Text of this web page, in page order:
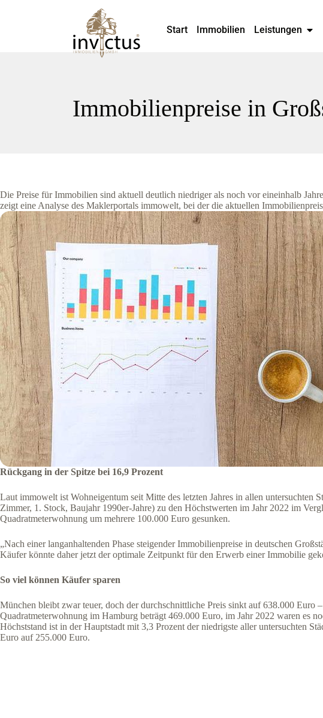
Start Immobilien Leistungen
Immobilienpreise in
Die Preise für Immobilien sind aktuell deutlich niedriger als noch vor eineinhalb
zeigt eine Analyse des Maklerportals immowelt, bei der die aktuellen
Rückgang in der Spitze bei 16,9 Prozent
Laut immowelt ist Wohneigentum seit Mitte des letzten Jahres in allen
Zimmer, 1. Stock, Baujahr 1990er-Jahre) zu den Höchstwerten im Jahr 2022 im
Quadratmeterwohnung um mehrere 100.000 Euro gesunken.
„Nach einer langanhaltenden Phase steigender Immobilienpreise in deutschen
Käufer könnte daher jetzt der optimale Zeitpunkt für den Erwerb einer Immobilie
So viel können Käufer sparen
München bleibt zwar teuer, doch der durchschnittliche Preis sinkt auf 638.000
Quadratmeterwohnung im Hamburg beträgt 469.000 Euro, im Jahr 2022 waren es
Höchststand ist in der Hauptstadt mit 3,3 Prozent der niedrigste aller untersuchten
Euro auf 255.000 Euro.